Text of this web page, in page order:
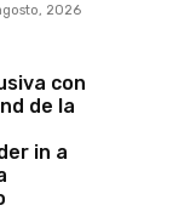
2026
con
de la
in a